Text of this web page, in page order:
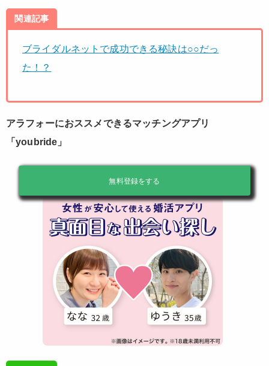
関連記事
ブライダルネットで成功できる秘訣は○○だっ
た！？
アラフォーにおススメできるマッチングアプリ
「youbride」
無料登録をする